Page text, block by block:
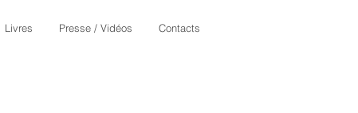
Livres Presse / Vidéos Contacts